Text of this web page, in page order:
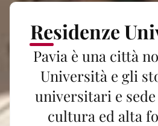
Residenze
Pavia è una città
Università e gli
universitari e
cultura ed alta